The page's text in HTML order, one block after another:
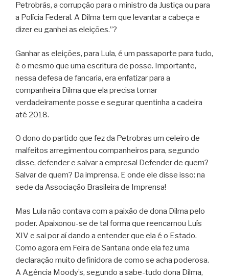
Petrobrás, a corrupção para o ministro da Justiça ou para
a Polícia Federal. A Dilma tem que levantar a cabeça e
dizer eu ganhei as eleições.”?
Ganhar as eleições, para Lula, é um passaporte para tudo,
é o mesmo que uma escritura de posse. Importante,
nessa defesa de fancaria, era enfatizar para a
companheira Dilma que ela precisa tomar
verdadeiramente posse e segurar quentinha a cadeira
até 2018.
O dono do partido que fez da Petrobras um celeiro de
malfeitos arregimentou companheiros para, segundo
disse, defender e salvar a empresa! Defender de quem?
Salvar de quem? Da imprensa. E onde ele disse isso: na
sede da Associação Brasileira de Imprensa!
Mas Lula não contava com a paixão de dona Dilma pelo
poder. Apaixonou-se de tal forma que reencarnou Luís
XIV e sai por aí dando a entender que ela é o Estado.
Como agora em Feira de Santana onde ela fez uma
declaração muito definidora de como se acha poderosa.
A Agência Moody’s, segundo a sabe-tudo dona Dilma,